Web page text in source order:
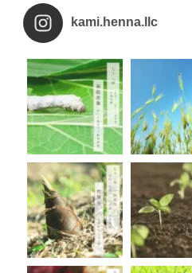
kami.henna.llc